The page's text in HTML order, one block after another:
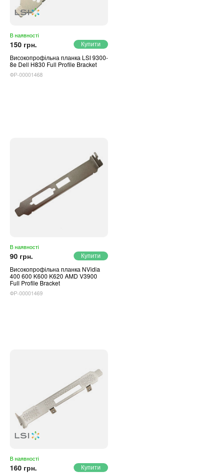
В наявності
150 грн.
Високопрофільна планка LSI 9300-
8e Dell H830 Full Profile Bracket
ФР-00001468
В наявності
90 грн.
Високопрофільна планка NVidia
400 600 K600 K620 AMD V3900
Full Profile Bracket
ФР-00001469
В наявності
160 грн.